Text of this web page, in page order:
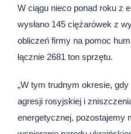
W ciągu nieco ponad roku z
wysłano 145 ciężarówek z
obliczeń firmy na pomoc
łącznie 2681 ton sprzętu.
„W tym trudnym okresie,
agresji rosyjskiej i
energetycznej, pozostajemy